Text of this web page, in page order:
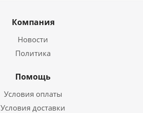
Компания
Новости
Политика
Помощь
Условия оплаты
Условия доставки